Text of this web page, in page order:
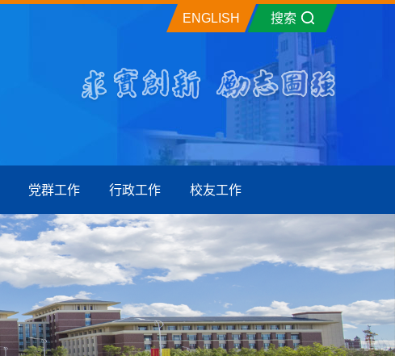
ENGLISH 搜索
党群工作 行政工作 校友工作